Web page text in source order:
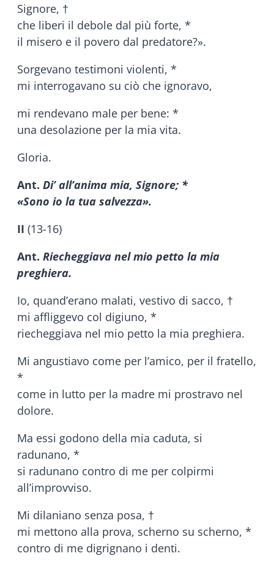
Signore, †
che liberi il debole dal più forte, *
il misero e il povero dal predatore?».
Sorgevano testimoni violenti, *
mi interrogavano su ciò che ignoravo,
mi rendevano male per bene: *
una desolazione per la mia vita.
Gloria.
Ant. Di’ all’anima mia, Signore; *
«Sono io la tua salvezza».
II (13-16)
Ant. Riecheggiava nel mio petto la mia
preghiera.
Io, quand’erano malati, vestivo di sacco, †
mi affliggevo col digiuno, *
riecheggiava nel mio petto la mia preghiera.
Mi angustiavo come per l’amico, per il fratello,
*
come in lutto per la madre mi prostravo nel
dolore.
Ma essi godono della mia caduta, si
radunano, *
si radunano contro di me per colpirmi
all’improvviso.
Mi dilaniano senza posa, †
mi mettono alla prova, scherno su scherno, *
contro di me digrignano i denti.